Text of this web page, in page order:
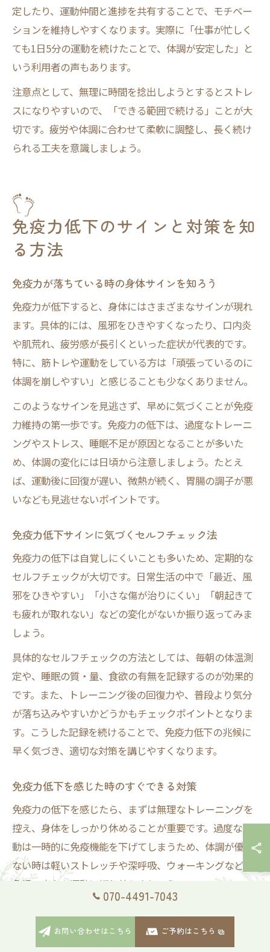
定したり、運動仲間と進捗を共有することで、モチベー
ションを維持しやすくなります。実際に「仕事が忙しく
ても1日5分の運動を続けたことで、体調が安定した」と
いう利用者の声もあります。
注意点として、無理に時間を捻出しようとするとストレ
スになりやすいので、「できる範囲で続ける」ことが大
切です。疲労や体調に合わせて柔軟に調整し、長く続け
られる工夫を意識しましょう。
免疫力低下のサインと対策を知
る方法
免疫力が落ちている時の身体サインを知ろう
免疫力が低下すると、身体にはさまざまなサインが現れ
ます。具体的には、風邪をひきやすくなったり、口内炎
や肌荒れ、疲労感が長引くといった症状が代表的です。
特に、筋トレや運動をしている方は「頑張っているのに
体調を崩しやすい」と感じることも少なくありません。
このようなサインを見逃さず、早めに気づくことが免疫
力維持の第一歩です。免疫力の低下は、過度なトレーニ
ングやストレス、睡眠不足が原因となることが多いた
め、体調の変化には日頃から注意しましょう。たとえ
ば、運動後に回復が遅い、微熱が続く、胃腸の調子が悪
いなども見逃せないポイントです。
免疫力低下サインに気づくセルフチェック法
免疫力の低下は自覚しにくいことも多いため、定期的な
セルフチェックが大切です。日常生活の中で「最近、風
邪をひきやすい」「小さな傷が治りにくい」「朝起きて
も疲れが取れない」などの変化がないか振り返ってみま
しょう。
具体的なセルフチェックの方法としては、毎朝の体温測
定や、睡眠の質・量、食欲の有無を記録するのが効果的
です。また、トレーニング後の回復力や、普段より気分
が落ち込みやすいかどうかもチェックポイントとなりま
す。こうした記録を続けることで、免疫力低下の兆候に
早く気づき、適切な対策を講じやすくなります。
免疫力低下を感じた時のすぐできる対策
免疫力の低下を感じたら、まずは無理なトレーニングを
控え、身体をしっかり休めることが重要です。過度な運
動は一時的に免疫機能を下げてしまうため、体調が優れ
ない時は軽いストレッチや深呼吸、ウォーキングなどの
負担の少ない運動に切り替えましょう。
せません。特に、タンパク質やビタミンC・D、亜鉛など
の栄養素は免疫細胞の働きをサポートします。睡眠時間
070-4491-7043
お問い合わせはこちら ご予約はこちら